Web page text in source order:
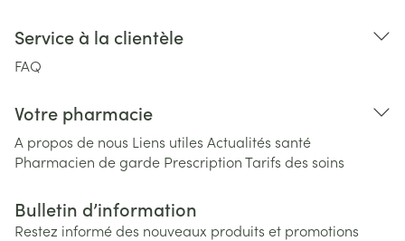
Service à la clientèle
FAQ
Votre pharmacie
A propos de nous Liens utiles Actualités santé
Pharmacien de garde PrescriptionTarifs des soins
Bulletin d’information
Restez informé des nouveaux produits et promotions